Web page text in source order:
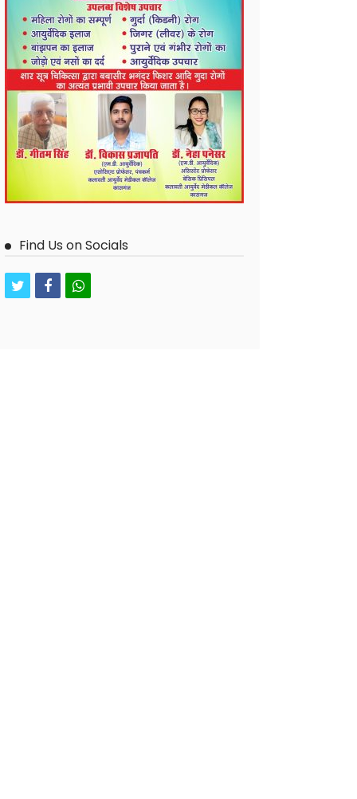
Find Us on Socials
twitterfacebookwhatsapp